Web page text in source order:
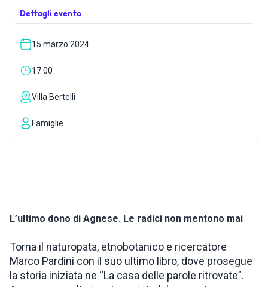
VILLA BERTELLI
Dettagli evento
15 marzo 2024
17:00
Villa Bertelli
Famiglie
L’ultimo dono di Agnese. Le radici non mentono mai
Torna il naturopata, etnobotanico e ricercatore
Marco Pardini con il suo ultimo libro, dove prosegue
la storia iniziata ne “La casa delle parole ritrovate”.